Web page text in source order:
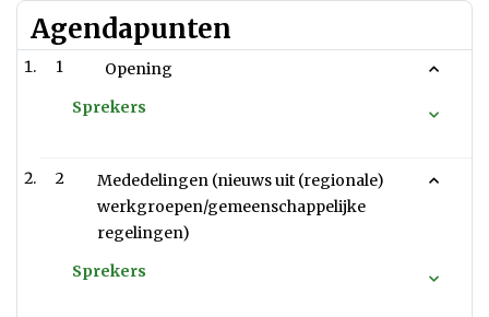
Agendapunten
1
Opening
Sprekers
2
Mededelingen (nieuws uit (regionale)
werkgroepen/gemeenschappelijke
regelingen)
Sprekers